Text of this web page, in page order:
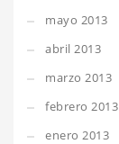
mayo 2013
abril 2013
marzo 2013
febrero 2013
enero 2013